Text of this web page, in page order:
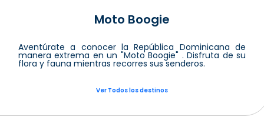
Moto Boogie
Aventúrate a conocer la República Dominicana de
manera extrema en un "Moto Boogie" . Disfruta de su
flora y fauna mientras recorres sus senderos.
Ver Todos los destinos